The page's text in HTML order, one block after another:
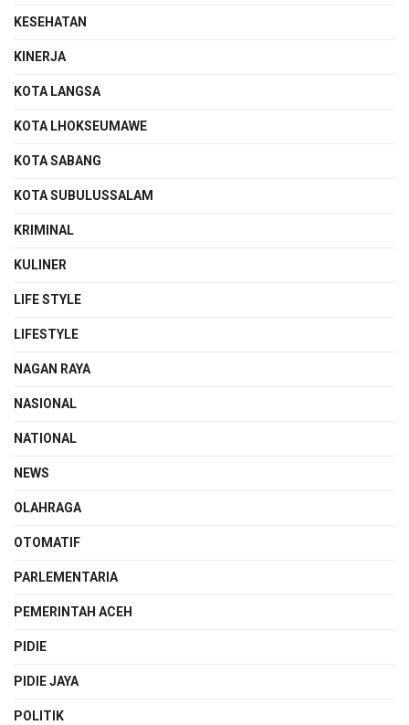
KESEHATAN
KINERJA
KOTA LANGSA
KOTA LHOKSEUMAWE
KOTA SABANG
KOTA SUBULUSSALAM
KRIMINAL
KULINER
LIFE STYLE
LIFESTYLE
NAGAN RAYA
NASIONAL
NATIONAL
NEWS
OLAHRAGA
OTOMATIF
PARLEMENTARIA
PEMERINTAH ACEH
PIDIE
PIDIE JAYA
POLITIK